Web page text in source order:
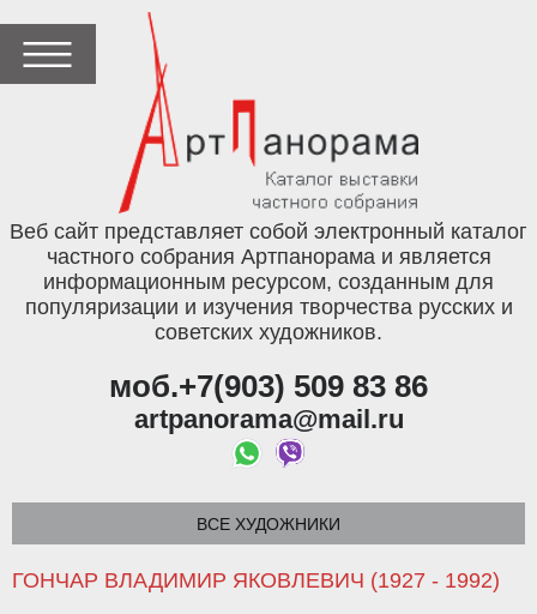
Веб сайт представляет собой электронный каталог
частного собрания Артпанорама и является
информационным ресурсом, созданным для
популяризации и изучения творчества русских и
советских художников.
моб.+7(903) 509 83 86
artpanorama@mail.ru
ВСЕ ХУДОЖНИКИ
ГОНЧАР ВЛАДИМИР ЯКОВЛЕВИЧ (1927 - 1992)